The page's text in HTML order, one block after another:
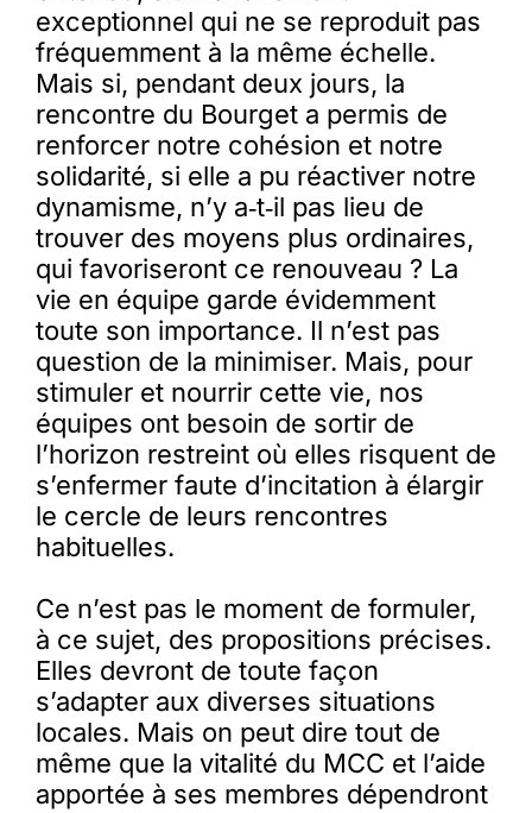
exceptionnel qui ne se reproduit pas
fréquemment à la même échelle.
Mais si, pendant deux jours, la
rencontre du Bourget a permis de
renforcer notre cohésion et notre
solidarité, si elle a pu réactiver notre
dynamisme, n’y a‑t‑il pas lieu de
trouver des moyens plus ordinaires,
qui favoriseront ce renouveau ? La
vie en équipe garde évidemment
toute son importance. Il n’est pas
question de la minimiser. Mais, pour
stimuler et nourrir cette vie, nos
équipes ont besoin de sortir de
l’horizon restreint où elles risquent de
s’enfermer faute d’incitation à élargir
le cercle de leurs rencontres
habituelles.
Ce n’est pas le moment de formuler,
à ce sujet, des propositions précises.
Elles devront de toute façon
s’adapter aux diverses situations
locales. Mais on peut dire tout de
même que la vitalité du MCC et l’aide
apportée à ses membres dépendront